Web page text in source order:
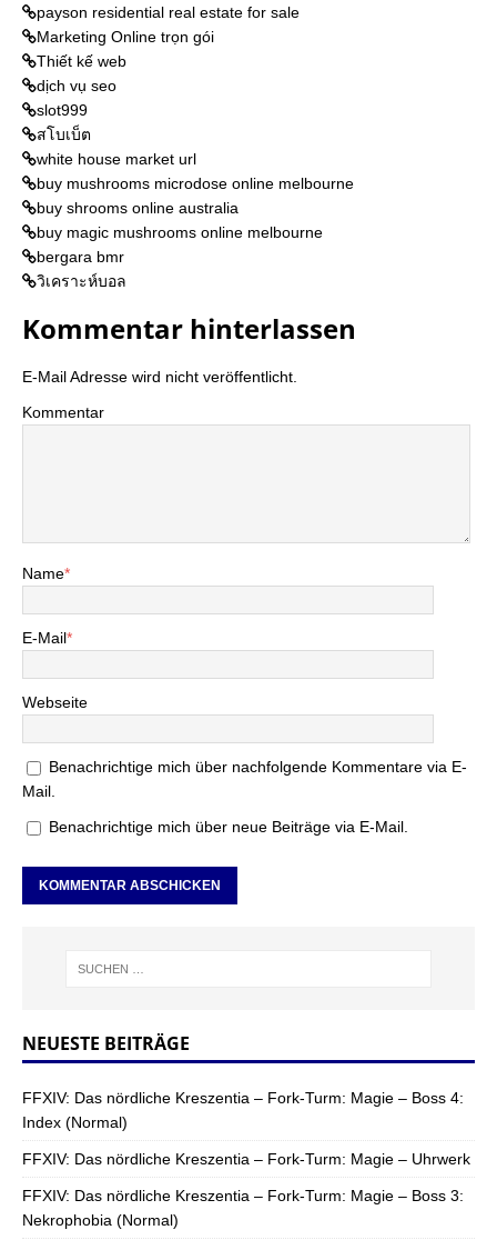
payson residential real estate for sale
Marketing Online trọn gói
Thiết kế web
dịch vụ seo
slot999
สโบเบ็ต
white house market url
buy mushrooms microdose online melbourne
buy shrooms online australia
buy magic mushrooms online melbourne
bergara bmr
วิเคราะห์บอล
Kommentar hinterlassen
E-Mail Adresse wird nicht veröffentlicht.
Kommentar
Name*
E-Mail*
Webseite
Benachrichtige mich über nachfolgende Kommentare via E-
Mail.
Benachrichtige mich über neue Beiträge via E-Mail.
NEUESTE BEITRÄGE
FFXIV: Das nördliche Kreszentia – Fork-Turm: Magie – Boss 4:
Index (Normal)
FFXIV: Das nördliche Kreszentia – Fork-Turm: Magie – Uhrwerk
FFXIV: Das nördliche Kreszentia – Fork-Turm: Magie – Boss 3:
Nekrophobia (Normal)